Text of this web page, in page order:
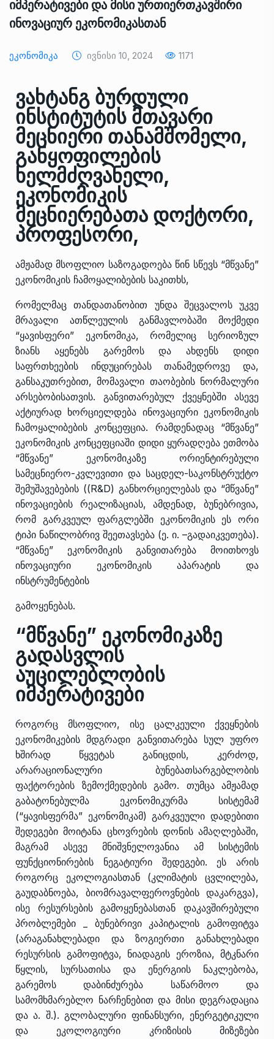
იმპერატივები და მისი ურთიერთკავშირი
ინოვაციურ ეკონომიკასთან
Ეკონომიკა Ივნისი 10, 2024 1171
ვახტანგ ბურდული
ინსტიტუტის მთავარი
მეცნიერი თანამშომელი,
განყოფილების
ხელმძღვანელი,
ეკონომიკის
მეცნიერებათა დოქტორი,
პროფესორი,
ამჟამად მსოფლიო საზოგადოება წინ სწევს “მწვანე”
ეკონომიკის ჩამოყალიბების საკითხს,
რომელმაც თანდათანობით უნდა შეცვალოს უკვე
მრავალი ათწლეულის განმავლობაში მოქმედი
“ყავისფერი” ეკონომიკა, რომელიც სერიოზულ
ზიანს აყენებს გარემოს და ახდენს დიდი
საფრთხეების ინდუცირებას თანამედროვე და,
განსაკუთრებით, მომავალი თაობების ნორმალური
არსებობისათვის. განვითარებულ ქვეყნებში ასევე
აქტიურად ხორციელდება ინოვაციური ეკონომიკის
ჩამოყალიბების კონცეფცია. რამდენადაც “მწვანე”
ეკონომიკის კონცეფციაში დიდი ყურადღება ეთმობა
“მწვანე” ეკონომიკაზე ორიენტირებული
სამეცნიერო-კვლევითი და საცდელ-საკონსტრუქტო
შემუშავებების ((R&D) განხორციელებას და “მწვანე”
ინოვაციების რეალიზაციას, ამდენად, ბუნებრივია,
რომ გარკვეულ ფარგლებში ეკონომიკის ეს ორი
ტიპი ნაწილობრივ შეეთავსება (ე. ი. –გადაიკვეთება).
“მწვანე” ეკონომიკის განვითარება მოითხოვს
ინოვაციური ეკონომიკის აპარატის და
ინსტრუმენტების
გამოყენებას.
“მწვანე” ეკონომიკაზე
გადასვლის
აუცილებლობის
იმპერატივები
როგორც მსოფლიო, ისე ცალკეული ქვეყნების
ეკონომიკების მდგრადი განვითარება სულ უფრო
ხშირად წყვეტას განიცდის, კერძოდ,
არარაციონალური ბუნებათსარგებლობის
ფაქტორების ზემოქმედების გამო. თუმცა ამჟამად
გაბატონებულმა ეკონომიკურმა სისტემამ
(“ყავისფერმა” ეკონომიკამ) გარკვეული დადებითი
შედეგები მოიტანა ცხოვრების დონის ამაღლებაში,
მაგრამ ასევე მნიშვნელოვანია ამ სისტემის
ფუნქციონირების ნეგატიური შედეგები. ეს არის
როგორც ეკოლოგიასთან (კლიმატის ცვლილება,
გაუდაბნოება, ბიომრავალფეროვნების დაკარგვა),
ისე რესურსების გამოყენებასთან დაკავშირებული
პრობლემები _ ბუნებრივი კაპიტალის გამოფიტვა
(არაგანახლებადი და ზოგიერთი განახლებადი
რესურსის გამოფიტვა, ნიადაგის ეროზია, მტკნარი
წყლის, სურსათისა და ენერგიის ნაკლებობა,
გარემოს დაბინძურება საწარმოო და
სამომხმარებლო ნარჩენებით და მისი დეგრადაცია
და ა. შ.). გლობალური ფინანსური, ენერგეტიკული
და ეკოლოგიური კრიზისის მიზეზები